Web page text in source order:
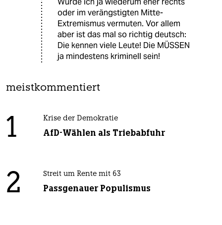
oder im verängstigten Mitte-
Extremismus vermuten. Vor allem
aber ist das mal so richtig deutsch:
Die kennen viele Leute! Die MÜSSEN
ja mindestens kriminell sein!
meistkommentiert
1 Krise der Demokratie
AfD-Wählen als Triebabfuhr
2 Streit um Rente mit 63
Passgenauer Populismus